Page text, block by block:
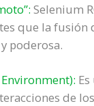
Selenium
que la fusión
poderosa.
de